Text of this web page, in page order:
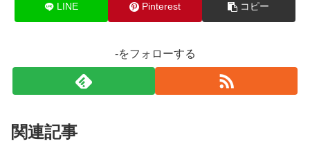
LINE Pinterest コピー
-をフォローする
関連記事